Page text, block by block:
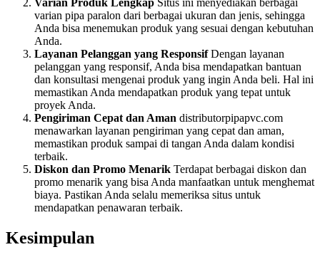
varian pipa paralon dari berbagai ukuran dan jenis, sehingga
Anda bisa menemukan produk yang sesuai dengan kebutuhan
Anda.
Layanan Pelanggan yang ResponsifDengan layanan
pelanggan yang responsif, Anda bisa mendapatkan bantuan
dan konsultasi mengenai produk yang ingin Anda beli. Hal ini
memastikan Anda mendapatkan produk yang tepat untuk
proyek Anda.
Pengiriman Cepat dan Aman distributorpipapvc.com
menawarkan layanan pengiriman yang cepat dan aman,
memastikan produk sampai di tangan Anda dalam kondisi
terbaik.
Diskon dan Promo Menarik Terdapat berbagai diskon dan
promo menarik yang bisa Anda manfaatkan untuk menghemat
biaya. Pastikan Anda selalu memeriksa situs untuk
mendapatkan penawaran terbaik.
Kesimpulan